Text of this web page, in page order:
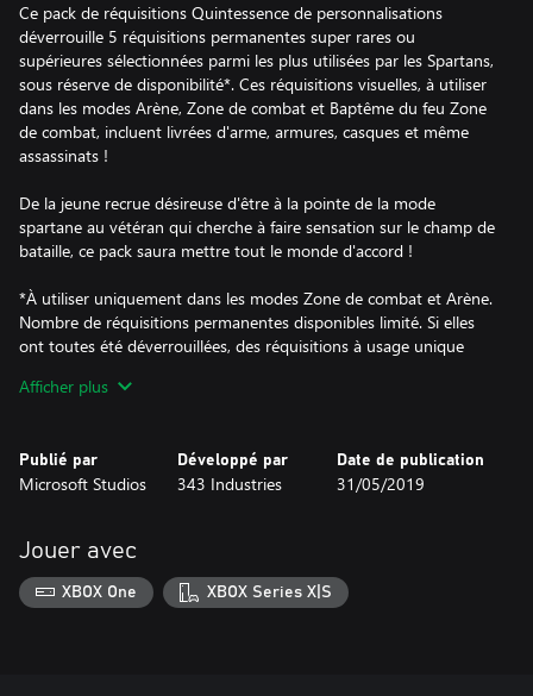
Ce pack de réquisitions Quintessence de personnalisations
déverrouille 5 réquisitions permanentes super rares ou
supérieures sélectionnées parmi les plus utilisées par les Spartans,
sous réserve de disponibilité*. Ces réquisitions visuelles, à utiliser
dans les modes Arène, Zone de combat et Baptême du feu Zone
de combat, incluent livrées d'arme, armures, casques et même
assassinats !
De la jeune recrue désireuse d'être à la pointe de la mode
spartane au vétéran qui cherche à faire sensation sur le champ de
bataille, ce pack saura mettre tout le monde d'accord !
*À utiliser uniquement dans les modes Zone de combat et Arène.
Nombre de réquisitions permanentes disponibles limité. Si elles
ont toutes été déverrouillées, des réquisitions à usage unique
(des frais de connexion s'appliquent). Jeu Halo 5: Guardians et
Afficher plus
Publié par
Microsoft Studios
Développé par
343 Industries
Date de publication
31/05/2019
Jouer avec
XBOX One XBOX Series X|S